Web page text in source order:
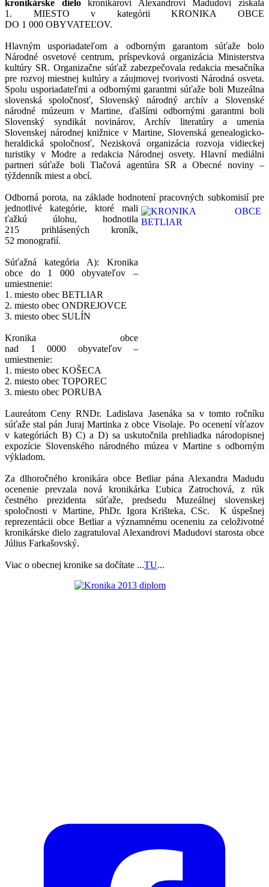
kronikárske dielokronikárovi Alexandrovi Madudovi získala
1. MIESTO v kategórii KRONIKA OBCE
DO 1 000 OBYVATEĽOV.
Hlavným usporiadateľom a odborným garantom súťaže bolo
Národné osvetové centrum, príspevková organizácia Ministerstva
kultúry SR. Organizačne súťaž zabezpečovala redakcia mesačníka
pre rozvoj miestnej kultúry a záujmovej tvorivosti Národná osveta.
Spolu usporiadateľmi a odbornými garantmi súťaže boli Muzeálna
slovenská spoločnosť, Slovenský národný archív a Slovenské
národné múzeum v Martine, ďalšími odbornými garantmi boli
Slovenský syndikát novinárov, Archív literatúry a umenia
Slovenskej národnej knižnice v Martine, Slovenská genealogicko-
heraldická spoločnosť, Nezisková organizácia rozvoja vidieckej
turistiky v Modre a redakcia Národnej osvety. Hlavní mediálni
partneri súťaže boli Tlačová agentúra SR a Obecné noviny –
týždenník miest a obcí.
Odborná porota, na základe hodnotení pracovných subkomisií pre
jednotlivé kategórie, ktoré mali
ťažkú úlohu, hodnotila
215 prihlásených kroník,
52 monografií.
Súťažná kategória A): Kronika
obce do 1 000 obyvateľov –
umiestnenie:
1. miesto obec BETLIAR
2. miesto obec ONDREJOVCE
3. miesto obec SULÍN
Kronika obce
nad 1 0000 obyvateľov –
umiestnenie:
1. miesto obec KOŠECA
2. miesto obec TOPOREC
3. miesto obec PORUBA
Laureátom Ceny RNDr. Ladislava Jasenáka sa v tomto ročníku
súťaže stal pán Juraj Martinka z obce Visolaje. Po ocenení víťazov
v kategóriách B) C) a D) sa uskutočnila prehliadka národopisnej
expozície Slovenského národného múzea v Martine s odborným
výkladom.
Za dlhoročného kronikára obce Betliar pána Alexandra Madudu
ocenenie prevzala nová kronikárka Ľubica Zatrochová, z rúk
čestného prezidenta súťaže, predsedu Muzeálnej slovenskej
spoločnosti v Martine, PhDr. Igora Krišteka, CSc. K úspešnej
reprezentácii obce Betliar a významnému oceneniu za celoživotné
kronikárske dielo zagratuloval Alexandrovi Madudovi starosta obce
Július Farkašovský.
Viac o obecnej kronike sa dočítate ...TU...